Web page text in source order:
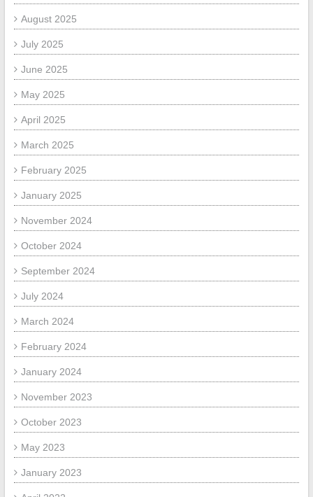
August 2025
July 2025
June 2025
May 2025
April 2025
March 2025
February 2025
January 2025
November 2024
October 2024
September 2024
July 2024
March 2024
February 2024
January 2024
November 2023
October 2023
May 2023
January 2023